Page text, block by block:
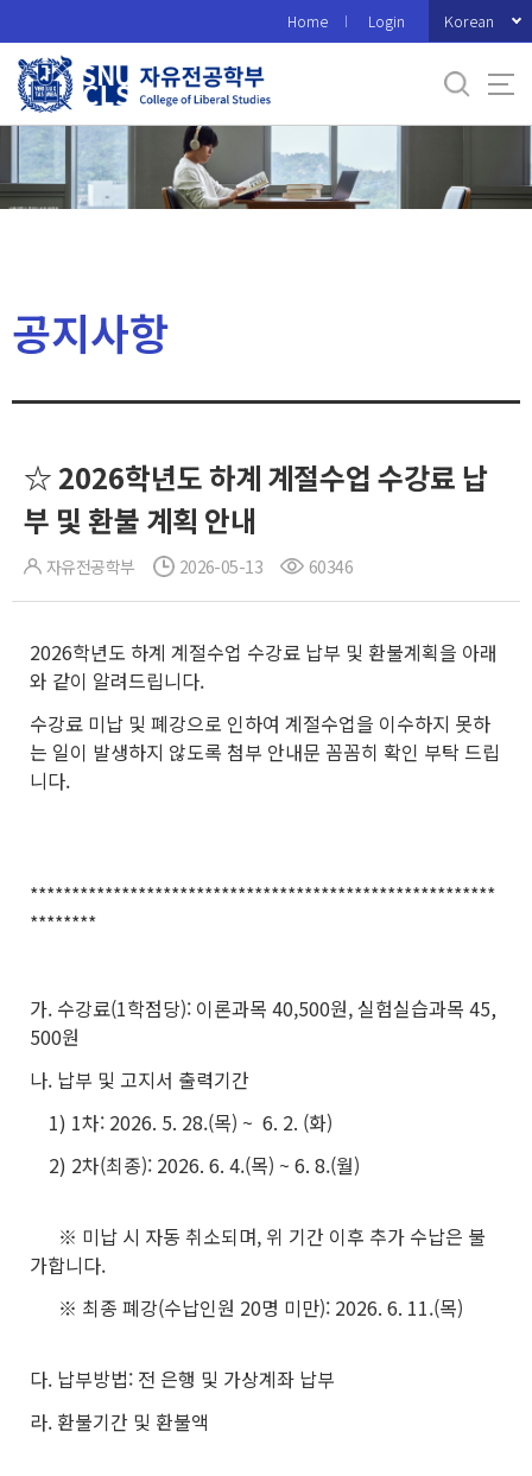
로
메
Home Login Korean
공지사항
☆ 2026학년도 하계 계절수업 수강료 납
부 및 환불 계획 안내
자유전공학부 2026-05-13 60346
2026학년도 하계 계절수업 수강료 납부 및 환불계획을 아래
와 같이 알려드립니다.
수강료 미납 및 폐강으로 인하여 계절수업을 이수하지 못하
는 일이 발생하지 않도록 첨부 안내문 꼼꼼히 확인 부탁 드립
니다.
********************************************************
********
가. 수강료(1학점당): 이론과목 40,500원, 실험실습과목 45,
500원
나. 납부 및 고지서 출력기간
1) 1차: 2026. 5. 28.(목) ~ 6. 2. (화)
2) 2차(최종): 2026. 6. 4.(목) ~ 6. 8.(월)
※ 미납 시 자동 취소되며, 위 기간 이후 추가 수납은 불
가합니다.
※ 최종 폐강(수납인원 20명 미만): 2026. 6. 11.(목)
다. 납부방법: 전 은행 및 가상계좌 납부
라. 환불기간 및 환불액